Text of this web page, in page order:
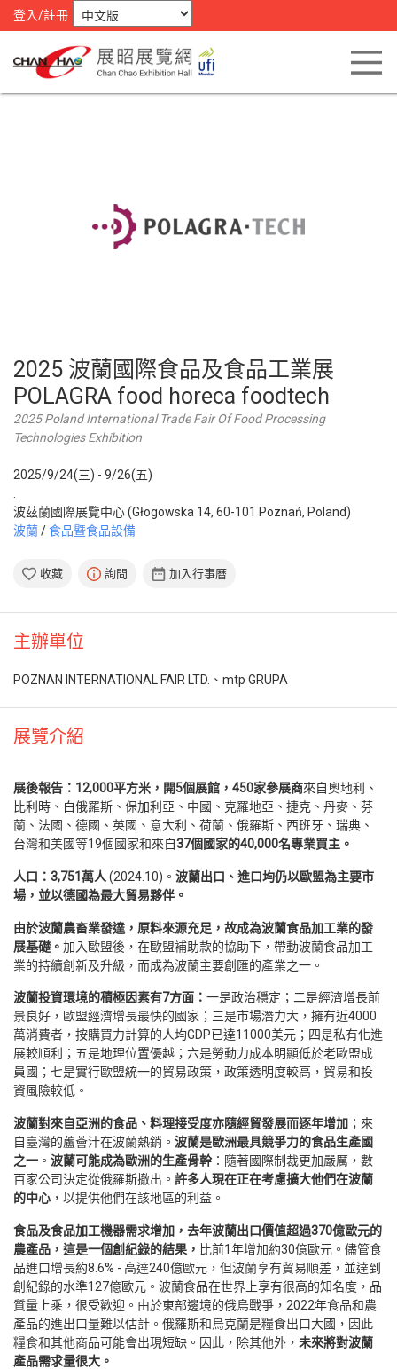
登入/註冊
2025 波蘭國際食品及食品工業展
POLAGRA food horeca foodtech
2025 Poland International Trade Fair Of Food Processing
Technologies Exhibition
2025/9/24(三) - 9/26(五)
波茲蘭國際展覽中心 (Głogowska 14, 60-101 Poznań, Poland)
波蘭/食品暨食品設備
收藏 詢問 加入行事曆
主辦單位
POZNAN INTERNATIONAL FAIR LTD.、mtp GRUPA
展覽介紹
展後報告 ：1 2,000平方米，開5個展館， 450家參展商來自奧地利、
比利時、白俄羅斯、保加利亞、中國、克羅地亞、捷克、丹麥、芬
蘭、法國、德國、英國、意大利、荷蘭、俄羅斯、西班牙、瑞典、
台灣和美國等19個國家和來自37個國家的40,000名專業買主。
人口： 3,751 萬人 (2024.10)。 波蘭出口、進口均仍以歐盟為主要市
場，並以德國為最大貿易夥伴。
由於波蘭農畜業發達，原料來源充足，故成為波蘭食品加工業的發
展基礎。 加入歐盟後，在歐盟補助款的協助下，帶動波蘭食品加工
業的持續創新及升級，而成為波蘭主要創匯的產業之一。
波蘭投資環境的積極因素有7方面： 一是政治穩定；二是經濟增長前
景良好，歐盟經濟增長最快的國家；三是市場潛力大，擁有近4000
萬消費者，按購買力計算的人均GDP已達11000美元；四是私有化進
展較順利；五是地理位置優越；六是勞動力成本明顯低於老歐盟成
員國；七是實行歐盟統一的貿易政策，政策透明度較高，貿易和投
資風險較低。
波蘭對來自亞洲的食品、料理接受度亦隨經貿發展而逐年增加 ；來
自臺灣的蘆薈汁在波蘭熱銷。 波蘭是歐洲最具競爭力的食品生產國
之一 。 波蘭可能成為歐洲的生產骨幹：隨著國際制裁更加嚴厲，數
百家公司決定從俄羅斯撤出。 許多人現在正在考慮擴大他們在波蘭
的中心 ，以提供他們在該地區的利益。
食品及食品加工機器需求增加 ，去年波蘭出口價值超過370億歐元的
農產品，這是一個創紀錄的結果， 比前1年增加約30億歐元。儘管食
品進口增長約8.6% - 高達240億歐元，但波蘭享有貿易順差，並達到
創紀錄的水準127億歐元。波蘭食品在世界上享有很高的知名度，品
質量上乘，很受歡迎。由於東部邊境的俄烏戰爭，2022年食品和農
產品的進出口量難以估計。俄羅斯和烏克蘭是糧食出口大國，因此
糧食和其他商品可能會出現短缺。因此，除其他外， 未來將對波蘭
產品需求量很大。